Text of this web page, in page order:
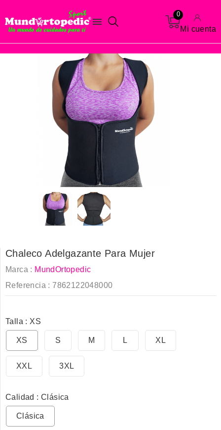

0
Mi cuenta
Chaleco Adelgazante Para Mujer
Marca : MundOrtopedic
Referencia : 7862122048000
Talla : XS
XS S M L XL
XXL 3XL
Calidad : Clásica
Clásica